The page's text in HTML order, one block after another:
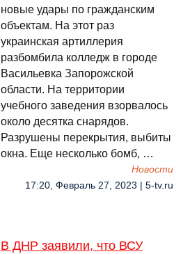
новые удары по гражданским
объектам. На этот раз
украинская артиллерия
разбомбила колледж в городе
Васильевка Запорожской
области. На территории
учебного заведения взорвалось
около десятка снарядов.
Разрушены перекрытия, выбиты
окна. Еще несколько бомб, …
Новости
17:20, Февраль 27, 2023 | 5-tv.ru
В ДНР заявили, что ВСУ